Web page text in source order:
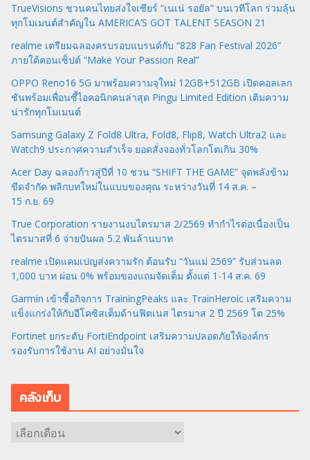
TrueVisions ชวนคนไทยส่งใจเชียร์ “เนเน่ รอยัล” บนเวทีโลก ร่วมลุ้น
ทุกโมเมนต์สำคัญใน AMERICA’S GOT TALENT SEASON 21
realme เตรียมฉลองครบรอบแบรนด์กับ “828 Fan Festival 2026”
ภายใต้คอนเซ็ปต์ “Make Your Passion Real”
OPPO Reno16 5G มาพร้อมความจุใหม่ 12GB+512GB เปิดคอลเลก
ชันพร้อมเพื่อนซี้ไอคอนิกคนล่าสุด Pingu Limited Edition เติมความ
น่ารักทุกโมเมนต์
Samsung Galaxy Z Fold8 Ultra, Fold8, Flip8, Watch Ultra2 และ
Watch9 ประกาศความสำเร็จ ยอดสั่งจองทั่วโลกโตเกิน 30%
Acer Day ฉลองก้าวสู่ปีที่ 10 ชวน “SHIFT THE GAME” จุดพลังข้าม
ขีดจำกัด พลิกบทใหม่ในแบบของคุณ ระหว่างวันที่ 14 ส.ค. –
15 ก.ย. 69
True Corporation รายงานงบไตรมาส 2/2569 ทำกำไรต่อเนื่องเป็น
ไตรมาสที่ 6 จ่ายปันผล 5.2 พันล้านบาท
realme เปิดแคมเปญส่งความรัก ต้อนรับ “วันแม่ 2569” รับส่วนลด
1,000 บาท ผ่อน 0% พร้อมของแถมจัดเต็ม ตั้งแต่ 1-14 ส.ค. 69
Garmin เข้าซื้อกิจการ TrainingPeaks และ TrainHeroic เสริมความ
แข็งแกร่งให้กับอีโคซิสเต็มด้านฟิตเนส ไตรมาส 2 ปี 2569 โต 25%
Fortinet ยกระดับ FortiEndpoint เสริมความปลอดภัยให้องค์กร
รองรับการใช้งาน AI อย่างมั่นใจ
คลังเก็บ